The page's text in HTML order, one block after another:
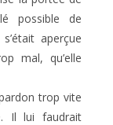
possible de
aperçue
mal, qu’elle
trop vite
Il lui faudrait